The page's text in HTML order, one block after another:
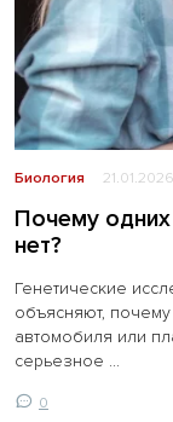
Биология 21.01.2026
Почему
нет?
​​​​​​​Генетические
объясняют,
автомобиля или
серьезное ...
0